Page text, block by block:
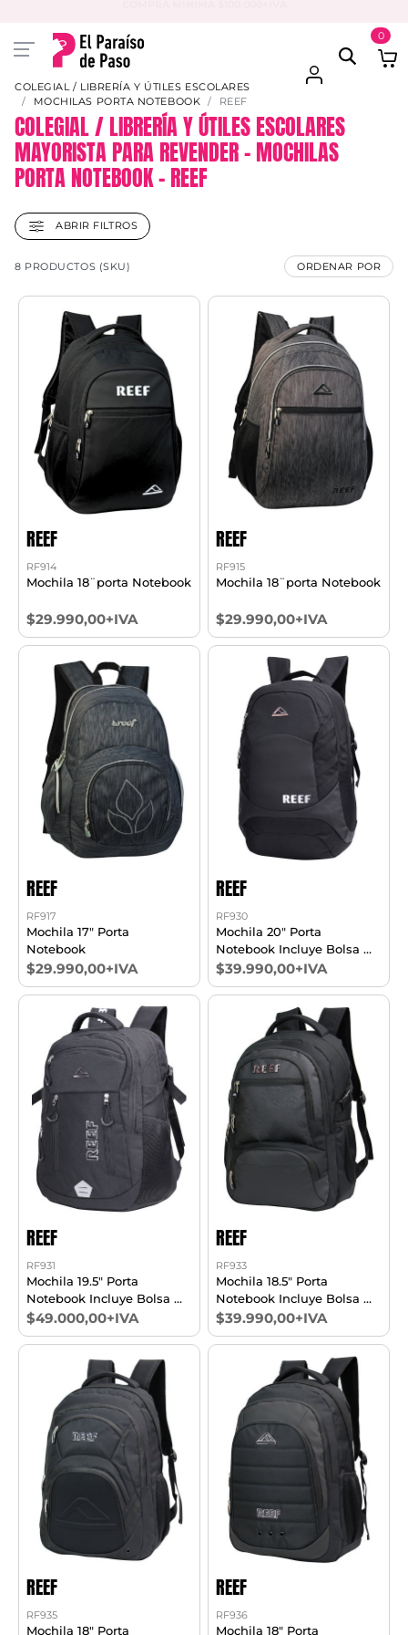
0
COLEGIAL / LIBRERÍA Y ÚTILES ESCOLARES
MOCHILAS PORTA NOTEBOOK
REEF
COLEGIAL / LIBRERÍA Y ÚTILES ESCOLARES
MAYORISTA PARA REVENDER – MOCHILAS
PORTA NOTEBOOK – REEF
ABRIR FILTROS
8 PRODUCTOS (SKU) ORDENAR POR
REEF
RF914
Mochila 18¨porta Notebook
$29.990,00+IVA
REEF
RF915
Mochila 18¨porta Notebook
$29.990,00+IVA
REEF
RF917
Mochila 17" Porta
Notebook
$29.990,00+IVA
REEF
RF930
Mochila 20" Porta
Notebook Incluye Bolsa De
Regalo
$39.990,00+IVA
REEF
RF931
Mochila 19.5" Porta
Notebook Incluye Bolsa De
Regalo
$49.000,00+IVA
REEF
RF933
Mochila 18.5" Porta
Notebook Incluye Bolsa De
Regalo
$39.990,00+IVA
REEF
RF935
Mochila 18" Porta
REEF
RF936
Mochila 18" Porta